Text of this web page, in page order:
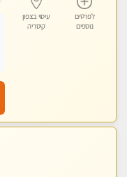
לפרטים
נוספים
עיסוי בצפון
קיסריה